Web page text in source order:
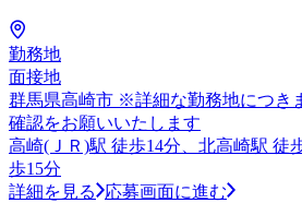
勤務地
面接地
群馬県高崎市 ※詳細な勤務地につき
確認をお願いいたします
高崎(ＪＲ)駅 徒歩14分、北高崎駅 徒
歩15分
詳細を見る
応募画面に進む